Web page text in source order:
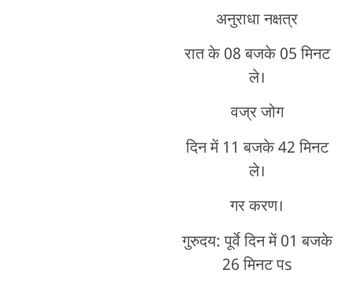
अनुराधा नक्षत्र
रात के 08 बजके 05 मिनट
ले।
वज्र जोग
दिन में 11 बजके 42 मिनट
ले।
गर करण।
गुरुदय: पूर्वे दिन में 01 बजके
26 मिनट पs